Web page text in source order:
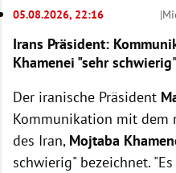
05.08.2026, 22:16 |
Irans Präsident:
Khamenei "sehr
Der iranische Präsident
Kommunikation mit dem
des Iran, Mojtaba
schwierig" bezeichnet.